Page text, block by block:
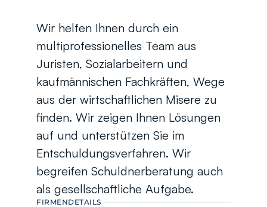
Wir helfen Ihnen durch ein
multiprofessionelles Team aus
Juristen, Sozialarbeitern und
kaufmännischen Fachkräften, Wege
aus der wirtschaftlichen Misere zu
finden. Wir zeigen Ihnen Lösungen
auf und unterstützen Sie im
Entschuldungsverfahren. Wir
begreifen Schuldnerberatung auch
als gesellschaftliche Aufgabe.
FIRMENDETAILS